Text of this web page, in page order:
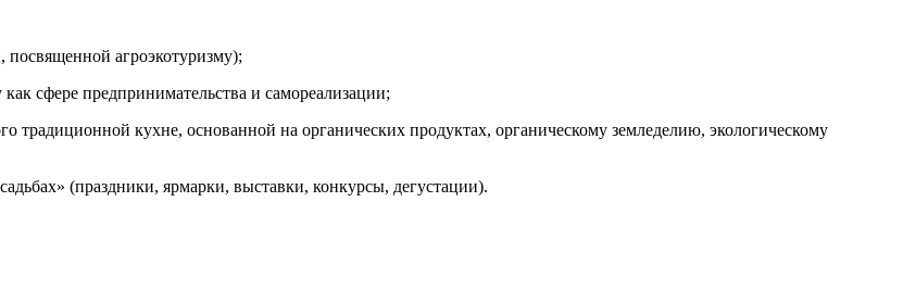
посвященной агроэкотуризму);
сфере предпринимательства и самореализации;
традиционной кухне, основанной на органических продуктах, органическому земледелию, экологическому
(праздники, ярмарки, выставки, конкурсы, дегустации).